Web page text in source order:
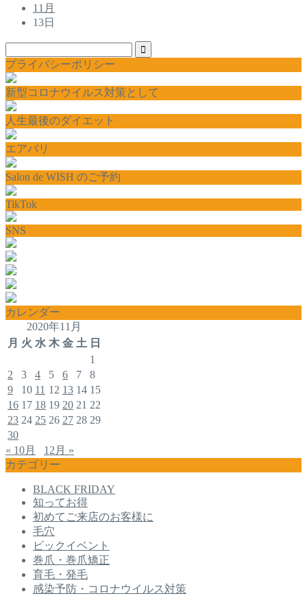
11月
13日
プライバシーポリシー
新型コロナウイルス対策として
人生最後のダイエット
エアバリ
Salon de WISH のご予約
TikTok
SNS
カレンダー
2020年11月
月 火 水 木 金 土 日
1
2
3 4 5 6 7
8
9
10 11 12 13 14 15
16 17 18 19 20 21 22
23 24 25 26 27 28 29
30
« 10月
12月 »
カテゴリー
BLACK FRIDAY
知ってお得
初めてご来店のお客様に
毛穴
ビックイベント
巻爪・巻爪矯正
育毛・発毛
感染予防・コロナウイルス対策